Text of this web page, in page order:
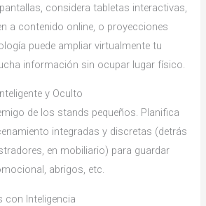
considera tabletas interactivas,
a contenido online, o proyecciones
puede ampliar virtualmente tu
información sin ocupar lugar físico.
y Oculto
de los stands pequeños. Planifica
integradas y discretas (detrás
en mobiliario) para guardar
abrigos, etc.
con Inteligencia